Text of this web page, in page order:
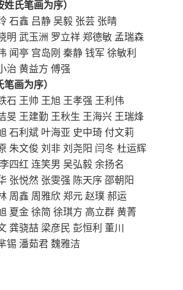
氏笔画为序）
鑫 吕静 吴毅 张芸 张晴
武玉洲 罗立祥 郑德敏 孟瑞森
亭 宫岛刚 秦静 钱军 徐敏利
黄益方 傅强
画为序）
王帅 王旭 王孝强 王利伟
王建勤 王秋生 王海兴 王瑞烽
利斌 叶海亚 史中琦 付文莉
文俊 刘非 刘尧阳 闫冬 杜运辉
红 连笑男 吴弘毅 余扬名
悦然 张雯强 陈天序 邵朝阳
鑫 周雅欣 郑元 赵璞 郝运
金 徐简 徐琪方 高立群 黄菁
骁喆 梁彦民 彭恒利 董川
潘茹君 魏雅洁